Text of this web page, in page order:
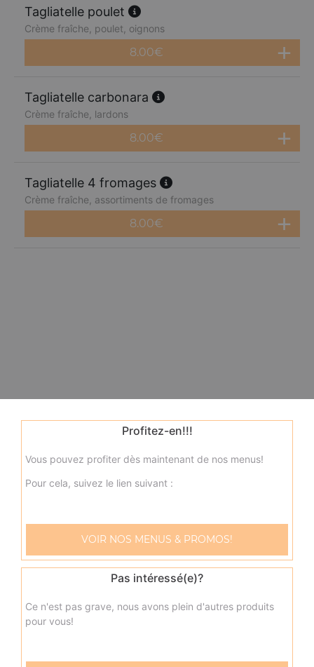
Tagliatelle poulet
Crème fraîche, poulet, oignons
8.00€
Tagliatelle carbonara
Crème fraîche, lardons
8.00€
Tagliatelle 4 fromages
Crème fraîche, assortiments de fromages
8.00€
Profitez-en!!!
Vous pouvez profiter dès maintenant de nos menus!
Pour cela, suivez le lien suivant :
VOIR NOS MENUS & PROMOS!
Pas intéressé(e)?
Ce n'est pas grave, nous avons plein d'autres produits
pour vous!